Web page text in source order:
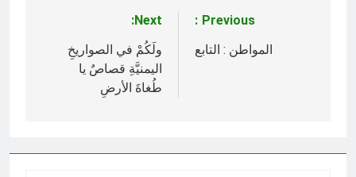
المقالات
Previous:
المواطن : التابع
Next:
ولَكُمْ في الصواريخِ
اليمنيَّةِ قصاصٌ يا
طُغاةَ الأرضِ